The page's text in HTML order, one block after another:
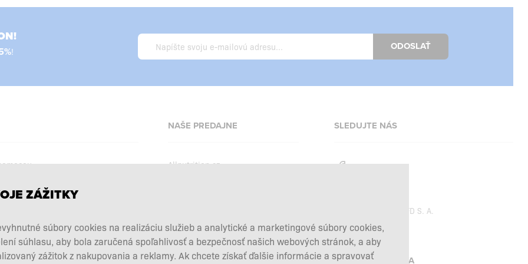
! ODOSLAŤ
doplnkov
a vrátenie tovaru
NAŠE PREDAJNE
Allnutrition.cz
Allnutrition.co.uk
Allnutrition.de
SLEDUJTE NÁS
Facebook
SFD S. A.
PLATBY SPRACÚVA
ZÁŽITKY
súbory cookies na realizáciu služieb a analytické a marketingové súbory cookies,
súhlasu, aby bola zaručená spoľahlivosť a bezpečnosť našich webových stránok, a aby
zážitok z nakupovania a reklamy. Ak chcete získať ďalšie informácie a spravovať